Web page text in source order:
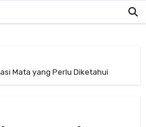
Mata yang Perlu Diketahui